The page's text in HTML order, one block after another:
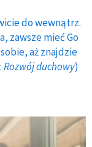
do wewnątrz.
zawsze mieć Go
aż znajdzie
Rozwój duchowy)